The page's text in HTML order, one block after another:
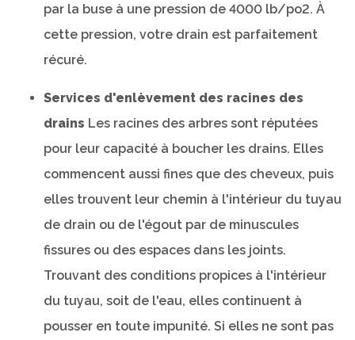
par la buse à une pression de 4000 lb/po2. À
cette pression, votre drain est parfaitement
récuré.
Services d'enlèvement des racines des
drains Les racines des arbres sont réputées
pour leur capacité à boucher les drains. Elles
commencent aussi fines que des cheveux, puis
elles trouvent leur chemin à l'intérieur du tuyau
de drain ou de l'égout par de minuscules
fissures ou des espaces dans les joints.
Trouvant des conditions propices à l'intérieur
du tuyau, soit de l'eau, elles continuent à
pousser en toute impunité. Si elles ne sont pas